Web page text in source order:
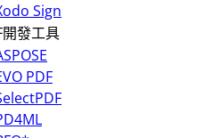
Sign
開發工具
PDF